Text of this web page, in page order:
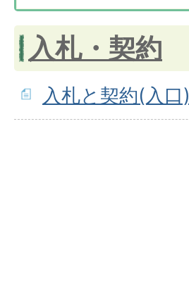
入札・契約
入札と契約(入口)